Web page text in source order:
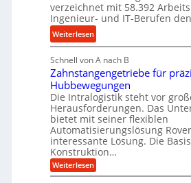
a
u
l
i
m
V
e
r
g
l
e
l
e
b
i
g
e
K
u
g
e
l
g
e
w
s
t
e
i
g
r
t
U
m
s
a
t
z
verzeichnet mit 58.392
Ingenieur- und IT-Berufen
Weiterlesen:
M
e
h
r
A
r
b
e
i
t
s
Schnell von A nach B
Zahnstangengetriebe für
Hubbewegungen
Die Intralogistik steht vor
Herausforderungen. Das
bietet mit seiner flexiblen
Automatisierungslösung
interessante Lösung. Die
Konstruktion…
Weiterlesen:
Z